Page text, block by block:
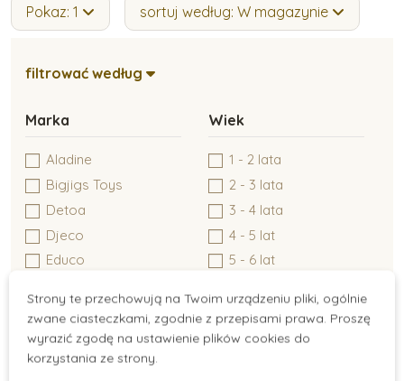
Umiejętności praktyczne
Zabawki typu Montessori
Zabawki dla niemowlaków
Zabawki do 6 miesiąca
Pokaz: 1 sortuj według: W magazynie
filtrować według
Marka
Aladine
Bigjigs Toys
Detoa
Djeco
Educo
Janod
Moyo Montessori
Nienhuis Montessori
Wiek
1 - 2 lata
2 - 3 lata
3 - 4 lata
4 - 5 lat
5 - 6 lat
Strony te przechowują na Twoim urządzeniu pliki, ogólnie
zwane ciasteczkami, zgodnie z przepisami prawa. Proszę
wyrazić zgodę na ustawienie plików cookies do
korzystania ze strony.